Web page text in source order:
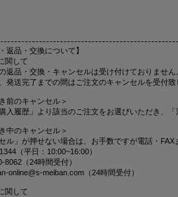
返品・交換について】
関して
返品・交換・キャンセルは受け付けておりません
発送完了までの間はご注文のキャンセルを受付致
前のキャンセル＞
入履歴」より該当のご注文をお選びいただき、
中のキャンセル＞
ル」が押せない場合は、お手数ですが電話・
（平日：10:00~16:00）
8062（24時間受付）
online@s-meiban.com（24時間受付）
関して